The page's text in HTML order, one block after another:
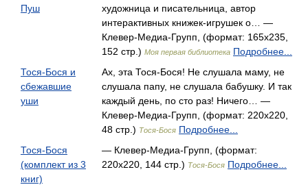
Пуш
художница и писательница, автор
интерактивных книжек-игрушек о… —
Клевер-Медиа-Групп, (формат: 165x235,
152 стр.) Моя первая библиотека Подробнее...
Тося-Бося и
сбежавшие
уши
Ах, эта Тося-Бося! Не слушала маму, не
слушала папу, не слушала бабушку. И так
каждый день, по сто раз! Ничего… —
Клевер-Медиа-Групп, (формат: 220x220,
48 стр.) Тося-Бося Подробнее...
Тося-Бося
(комплект из 3
книг)
— Клевер-Медиа-Групп, (формат:
220x220, 144 стр.) Тося-Бося Подробнее...